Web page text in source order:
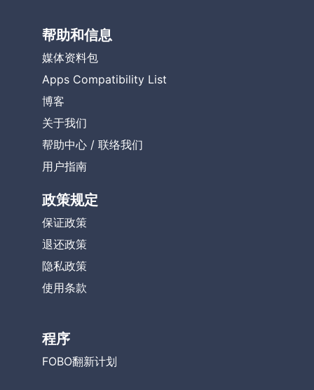
帮助和信息
媒体资料包
Apps Compatibility List
博客
关于我们
帮助中心 / 联络我们
用户指南
政策规定
保证政策
退还政策
隐私政策
使用条款
程序
FOBO翻新计划